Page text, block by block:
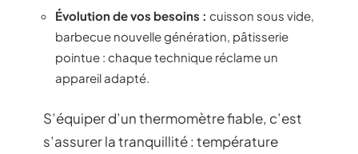
Évolution de vos besoins : cuisson sous vide,
barbecue nouvelle génération, pâtisserie
pointue : chaque technique réclame un
appareil adapté.
S’équiper d’un thermomètre fiable, c’est
s’assurer la tranquillité : température